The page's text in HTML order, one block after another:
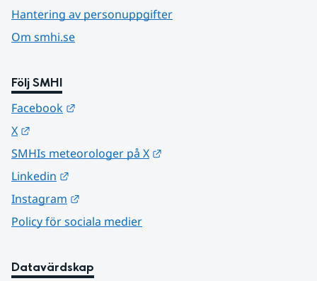
Hantering av personuppgifter
Om smhi.se
Följ SMHI
Facebook
X
SMHIs meteorologer på X
Linkedin
Instagram
Policy för sociala medier
Datavärdskap